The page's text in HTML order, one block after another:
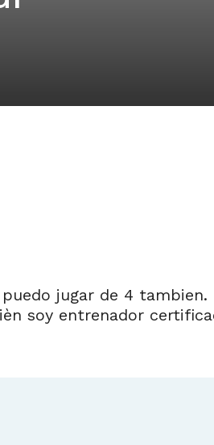
jugar de 4 tambien.
soy entrenador